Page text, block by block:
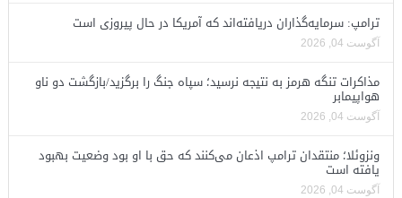
ترامپ: سرمایه‌گذاران دریافته‌اند که آمریکا در حال پیروزی است
آگوست 04, 2026
مذاکرات تنگه هرمز به نتیجه نرسید؛ سپاه جنگ را برگزید/بازگشت دو ناو
هواپیمابر
آگوست 04, 2026
ونزوئلا؛ منتقدان ترامپ اذعان می‌کنند که حق با او بود وضعیت بهبود
یافته است
آگوست 04, 2026